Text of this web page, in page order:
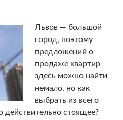
Львов — большой
город, поэтому
предложений о
продаже квартир
здесь можно найти
немало, но как
выбрать из всего
действительно стоящее?